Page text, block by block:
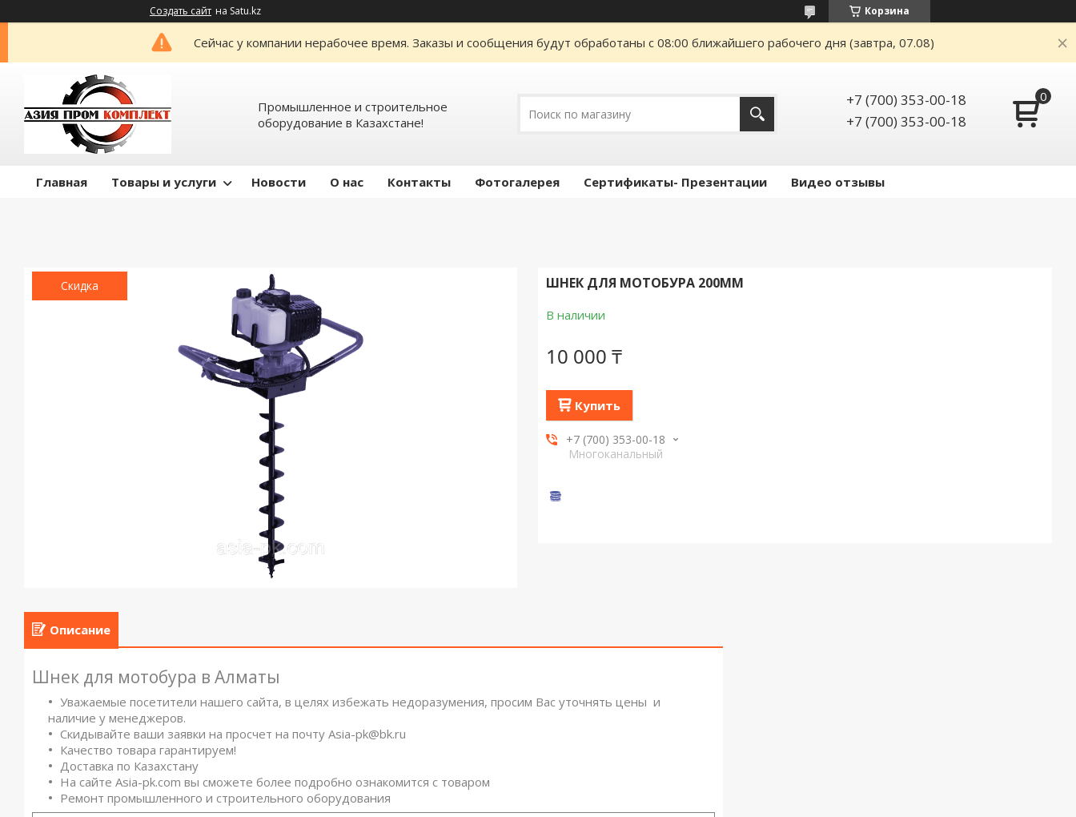
Создать сайт на Satu.kz Корзина
Сейчас у компании нерабочее время. Заказы и сообщения будут обработаны с 08:00 ближайшего рабочего дня (завтра, 07.08)
Промышленное и строительное
оборудование в Казахстане!
+7 (700) 353-00-18
+7 (700) 353-00-18
Главная Товары и услуги Новости О нас Контакты Фотогалерея Сертификаты- Презентации Видео отзывы
Скидка ШНЕК ДЛЯ МОТОБУРА 200ММ
В наличии
10 000 ₸
Купить
+7 (700) 353-00-18
Многоканальный
Описание
Шнек для мотобура в Алматы
Уважаемые посетители нашего сайта, в целях избежать недоразумения, просим Вас уточнять цены и
наличие у менеджеров.
Скидывайте ваши заявки на просчет на почту Asia-pk@bk.ru
Качество товара гарантируем!
Доставка по Казахстану
На сайте Asia-pk.com вы сможете более подробно ознакомится с товаром
Ремонт промышленного и строительного оборудования